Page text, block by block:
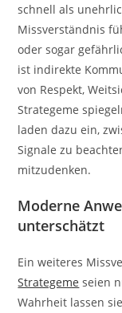
schnell als
Missverständnis
oder sogar
ist indirekte
von Respekt,
Strategeme
laden dazu ein,
Signale zu
mitzudenken.
Moderne
unterschätzt
Ein weiteres
Strategeme seien
Wahrheit lassen